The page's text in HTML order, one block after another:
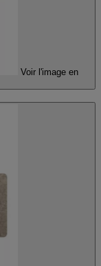
Voir l'image en